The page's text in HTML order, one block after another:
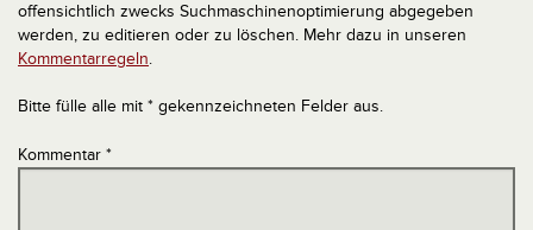
offensichtlich zwecks Suchmaschinenoptimierung abgegeben
werden, zu editieren oder zu löschen. Mehr dazu in unseren
Kommentarregeln.
Bitte fülle alle mit * gekennzeichneten Felder aus.
Kommentar *